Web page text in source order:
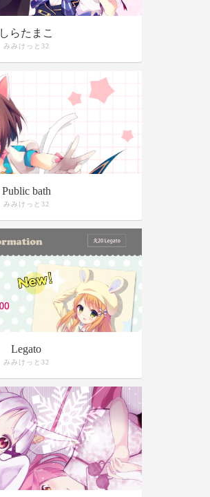
しらたまこ
みみけっと32
Public bath
みみけっと32
Legato
みみけっと32